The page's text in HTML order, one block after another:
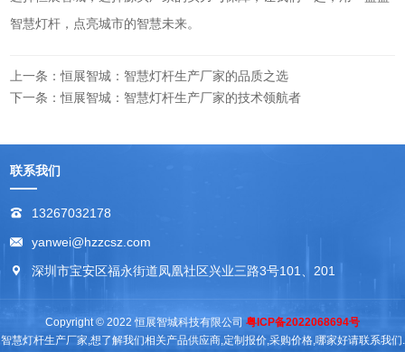
智慧灯杆，点亮城市的智慧未来。
上一条：恒展智城：智慧灯杆生产厂家的品质之选
下一条：恒展智城：智慧灯杆生产厂家的技术领航者
联系我们
13267032178
yanwei@hzzcsz.com
深圳市宝安区福永街道凤凰社区兴业三路3号101、201
Copyright © 2022 恒展智城科技有限公司 粤ICP备2022068694号
智慧灯杆生产厂家,想了解我们相关产品供应商,定制报价,采购价格,哪家好请联系我们.